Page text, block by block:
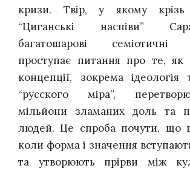
кризи. Твір, у якому
“Циганські наспіви”
багатошарові семіотичні
проступає питання про те, як
концепції, зокрема ідеологія
“русского міра”,
мільйони зламаних доль та
людей. Це спроба почути, що
коли форма і значення
та утворюють прірви між